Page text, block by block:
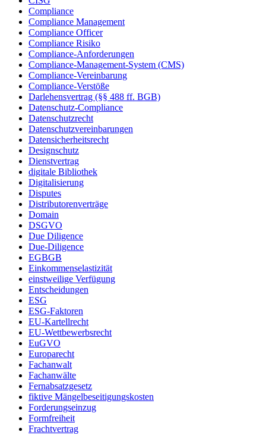
Compliance
Compliance Management
Compliance Officer
Compliance Risiko
Compliance-Anforderungen
Compliance-Management-System (CMS)
Compliance-Vereinbarung
Compliance-Verstöße
Darlehensvertrag (§§ 488 ff. BGB)
Datenschutz-Compliance
Datenschutzrecht
Datenschutzvereinbarungen
Datensicherheitsrecht
Designschutz
Dienstvertrag
digitale Bibliothek
Digitalisierung
Disputes
Distributorenverträge
Domain
DSGVO
Due Diligence
Due-Diligence
EGBGB
Einkommenselastizität
einstweilige Verfügung
Entscheidungen
ESG
ESG-Faktoren
EU-Kartellrecht
EU-Wettbewerbsrecht
EuGVO
Europarecht
Fachanwalt
Fachanwälte
Fernabsatzgesetz
fiktive Mängelbeseitigungskosten
Forderungseinzug
Formfreiheit
Frachtvertrag